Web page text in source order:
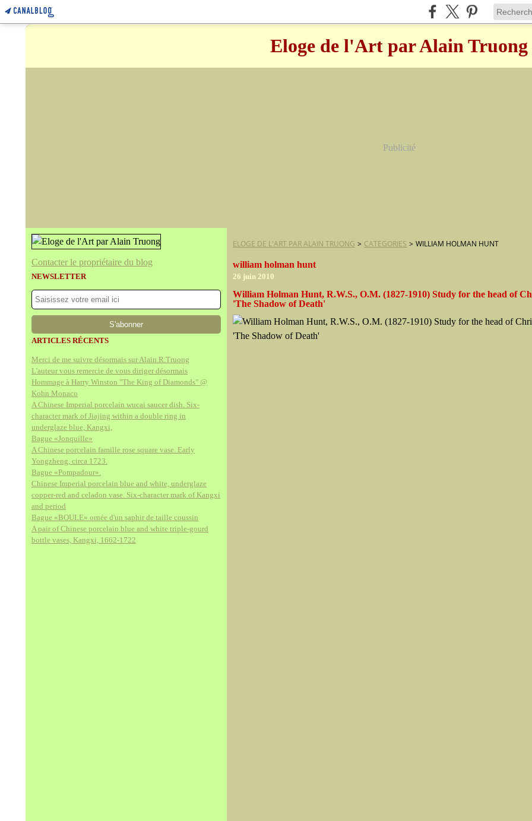
Eloge de l'Art par Alain Truong
Publicité
Contacter le propriétaire du blog
NEWSLETTER
ARTICLES RÉCENTS
Merci de me suivre désormais sur Alain.R.Truong
L'auteur vous remercie de vous diriger désormais
Hommage à Harry Winston "The King of Diamonds" @
Kohn Monaco
A Chinese Imperial porcelain wucai saucer dish. Six-
character mark of Jiajing within a double ring in
underglaze blue, Kangxi,
Bague «Jonquille»
A Chinese porcelain famille rose square vase. Early
Yongzheng, circa 1723.
Bague «Pompadour».
Chinese Imperial porcelain blue and white, underglaze
copper-red and celadon vase. Six-character mark of Kangxi
and period
Bague «BOULE» ornée d'un saphir de taille coussin
A pair of Chinese porcelain blue and white triple-gourd
bottle vases, Kangxi, 1662-1722
ELOGE DE L'ART PAR ALAIN TRUONG > CATEGORIES > WILLIAM HOLMAN HUNT
william holman hunt
26 juin 2010
William Holman Hunt, R.W.S., O.M. (1827-1910) Study for the head of
'The Shadow of Death'